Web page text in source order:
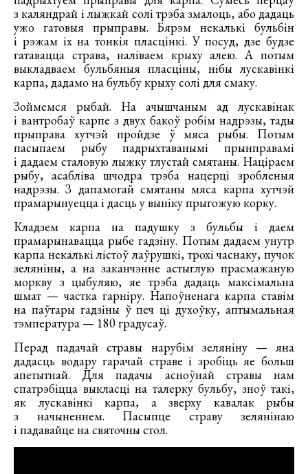
з каляндрай і лыжкай солі трэба змалоць, або дадаць
ужо гатовыя прыправы. Бярэм некалькі бульбін
і рэжам іх на тонкія пласцінкі. У посуд, дзе будзе
гатавацца страва, наліваем крыху алею. А потым
выкладваем бульбяныя пласціны, нібы лускавінкі
карпа, дадамо на бульбу крыху солі для смаку.
Зоймемся рыбай. На ачышчаным ад лускавінак
і вантробаў карпе з двух бакоў робім надрэзы, тады
прыправа хутчэй пройдзе ў мяса рыбы. Потым
пасыпаем рыбу падрыхтаванымі прынправамі
і дадаем сталовую лыжку тлустай смятаны. Націраем
рыбу, асабліва шчодра трэба нацерці зробленыя
надрэзы. З дапамогай смятаны мяса карпа хутчэй
прамарынуецца і дасць у выніку прыгожую корку.
Кладзем карпа на падушку з бульбы і даем
прамарынавацца рыбе гадзіну. Потым дадаем унутр
карпа некалькі лістоў лаўрушкі, трохі часнаку, пучок
зеляніны, а на заканчэнне астыглую прасмажаную
моркву з цыбуляю, яе трэба дадаць максімальна
шмат — частка гарніру. Напоўненага карпа ставім
на паўтары гадзіны ў печ ці духоўку, аптымальная
тэмпература — 180 градусаў.
Перад падачай стравы нарубім зеляніну — яна
дадасць водару гарачай страве і зробіць яе больш
апетытнай. Для падачы асноўнай стравы нам
спатрэбіцца выкласці на талерку бульбу, зноў такі,
як лускавінкі карпа, а зверху кавалак рыбы
з начыненнем. Пасыпце страву зелянінаю
і падавайце на святочны стол.